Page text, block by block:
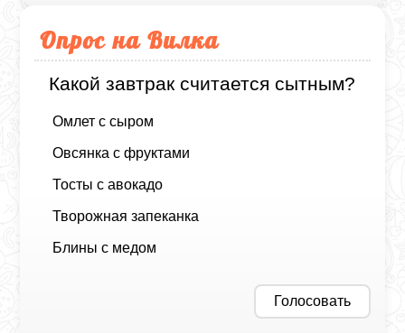
Опрос на Вилка
Какой завтрак считается сытным?
Омлет с сыром
Овсянка с фруктами
Тосты с авокадо
Творожная запеканка
Блины с медом
Голосовать